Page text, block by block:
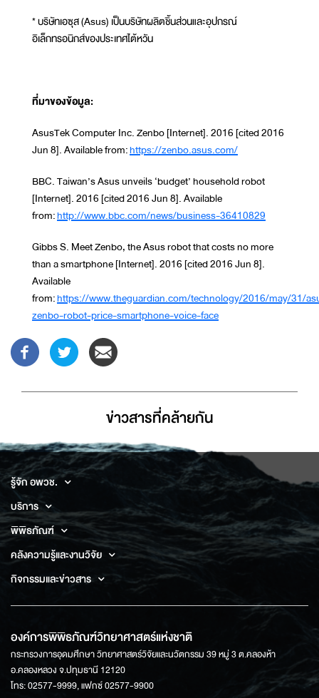
* บริษัทเอซุส (Asus) เป็นบริษัทผลิตชิ้นส่วนและอุปกรณ์
อิเล็กทรอนิกส์ของประเทศไต้หวัน
ที่มาของข้อมูล:
AsusTek Computer Inc. Zenbo [Internet]. 2016 [cited 2016
Jun 8]. Available from:https://zenbo.asus.com/
BBC. Taiwan’s Asus unveils ‘budget’ household robot
[Internet]. 2016 [cited 2016 Jun 8]. Available
from:http://www.bbc.com/news/business-36410829
Gibbs S. Meet Zenbo, the Asus robot that costs no more
than a smartphone [Internet]. 2016 [cited 2016 Jun 8].
Available
from:https://www.theguardian.com/technology/2016/may/31/
zenbo-robot-price-smartphone-voice-face
ข่าวสารที่่คล้ายกัน
รู้จัก อพวช.
บริการ
พิพิธภัณฑ์
คลังความรู้และงานวิจัย
กิจกรรมและข่าวสาร
องค์การพิพิธภัณฑ์วิทยาศาสตร์แห่งชาติ
กระทรวงการอุดมศึกษา วิทยาศาสตร์วิจัยและนวัตกรรม 39 หมู่ 3 ต.คลองห้า
อ.คลองหลวง จ.ปทุมธานี 12120
โทร: 02577-9999, แฟกซ์ 02577-9900